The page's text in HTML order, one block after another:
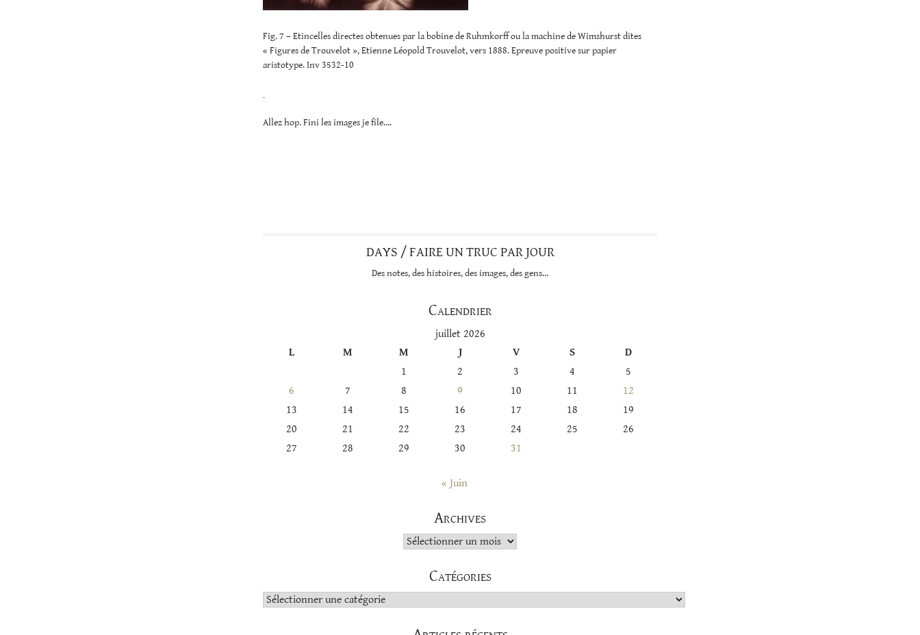
Fig. 7 – Etincelles directes obtenues par la bobine de Ruhmkorff ou la machine de Wimshurst dites
« Figures de Trouvelot », Etienne Léopold Trouvelot, vers 1888. Epreuve positive sur papier
aristotype. Inv 3532-10
Allez hop. Fini les images je file….
DAYS / FAIRE UN TRUC PAR JOUR
Des notes, des histoires, des images, des gens…
Calendrier
juillet 2026
L
M M J V S
D
1
2 3 4
5
6
7 8 9 10 11
12
13
14 15 16 17 18
19
20
21 22 23 24 25
26
27
28 29 30 31
« Juin
Archives
Archives
Catégories
Catégories